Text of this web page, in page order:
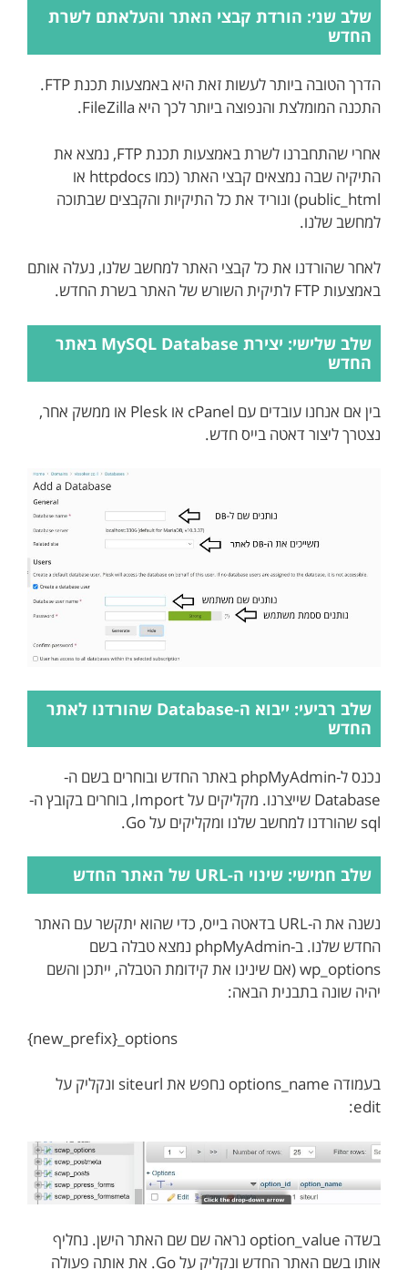
שלב שני: הורדת קבצי האתר והעלאתם לשרת
החדש
הדרך הטובה ביותר לעשות זאת היא באמצעות תכנת FTP.
התכנה המומלצת והנפוצה ביותר לכך היא FileZilla.
אחרי שהתחברנו לשרת באמצעות תכנת FTP, נמצא את
התיקיה שבה נמצאים קבצי האתר (כמו httpdocs או
public_html) ונוריד את כל התיקיות והקבצים שבתוכה
למחשב שלנו.
לאחר שהורדנו את כל קבצי האתר למחשב שלנו, נעלה אותם
באמצעות FTP לתיקית השורש של האתר בשרת החדש.
שלב שלישי: יצירת MySQL Database באתר
החדש
בין אם אנחנו עובדים עם cPanel או Plesk או ממשק אחר,
נצטרך ליצור דאטה בייס חדש.
שלב רביעי: ייבוא ה-Database שהורדנו לאתר
החדש
נכנס ל-phpMyAdmin באתר החדש ובוחרים בשם ה-
Database שייצרנו. מקליקים על Import, בוחרים בקובץ ה-
sql שהורדנו למחשב שלנו ומקליקים על Go.
שלב חמישי: שינוי ה-URL של האתר החדש
נשנה את ה-URL בדאטה בייס, כדי שהוא יתקשר עם האתר
החדש שלנו. ב-phpMyAdmin נמצא טבלה בשם
wp_options (אם שינינו את קידומת הטבלה, ייתכן והשם
יהיה שונה בתבנית הבאה:
{new_prefix}_options
בעמודה options_name נחפש את siteurl ונקליק על
edit:
בשדה option_value נראה שם שם האתר הישן. נחליף
אותו בשם האתר החדש ונקליק על Go. את אותה פעולה